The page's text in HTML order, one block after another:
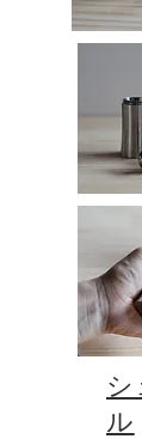
シ
ル